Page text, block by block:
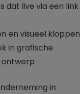
dat live via een link
en visueel kloppen
in grafische
ontwerp
in